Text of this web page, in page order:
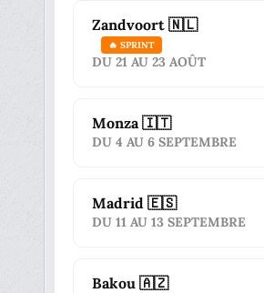
Zandvoort 🇳🇱
🔥 SPRINT
DU 21 AU 23 AOÛT
Monza 🇮🇹
DU 4 AU 6 SEPTEMBRE
Madrid 🇪🇸
DU 11 AU 13 SEPTEMBRE
Bakou 🇦🇿